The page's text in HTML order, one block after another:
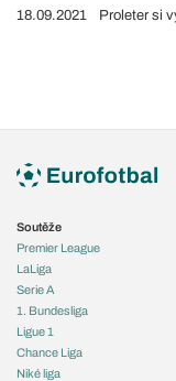
18.09.2021 Proleter si
Soutěže
Premier League
LaLiga
Serie A
1. Bundesliga
Ligue 1
Chance Liga
Niké liga